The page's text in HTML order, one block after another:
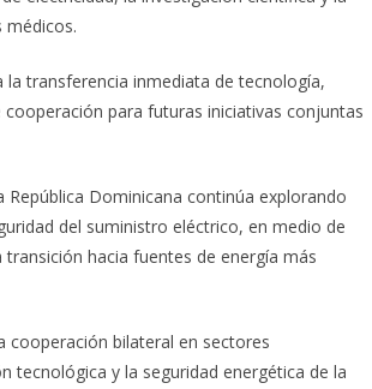
transferencia inmediata de tecnología,
para futuras iniciativas conjuntas
Dominicana continúa explorando
del suministro eléctrico, en medio de
hacia fuentes de energía más
cooperación bilateral en sectores
tecnológica y la seguridad energética de la